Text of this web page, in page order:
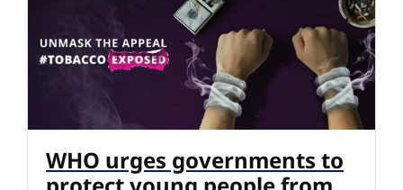
WHO urges governments to